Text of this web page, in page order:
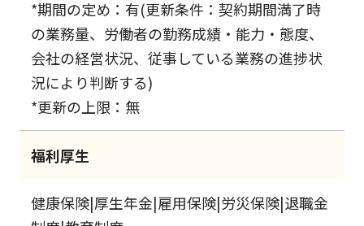
*期間の定め：有(更新条件：契約期間満了時
の業務量、労働者の勤務成績・能力・態度、
会社の経営状況、従事している業務の進捗状
況により判断する)
*更新の上限：無
福利厚生
健康保険|厚生年金|雇用保険|労災保険|退職金